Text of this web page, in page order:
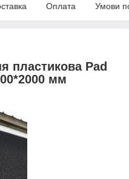
Оплата Умови
пластикова Pad
мм